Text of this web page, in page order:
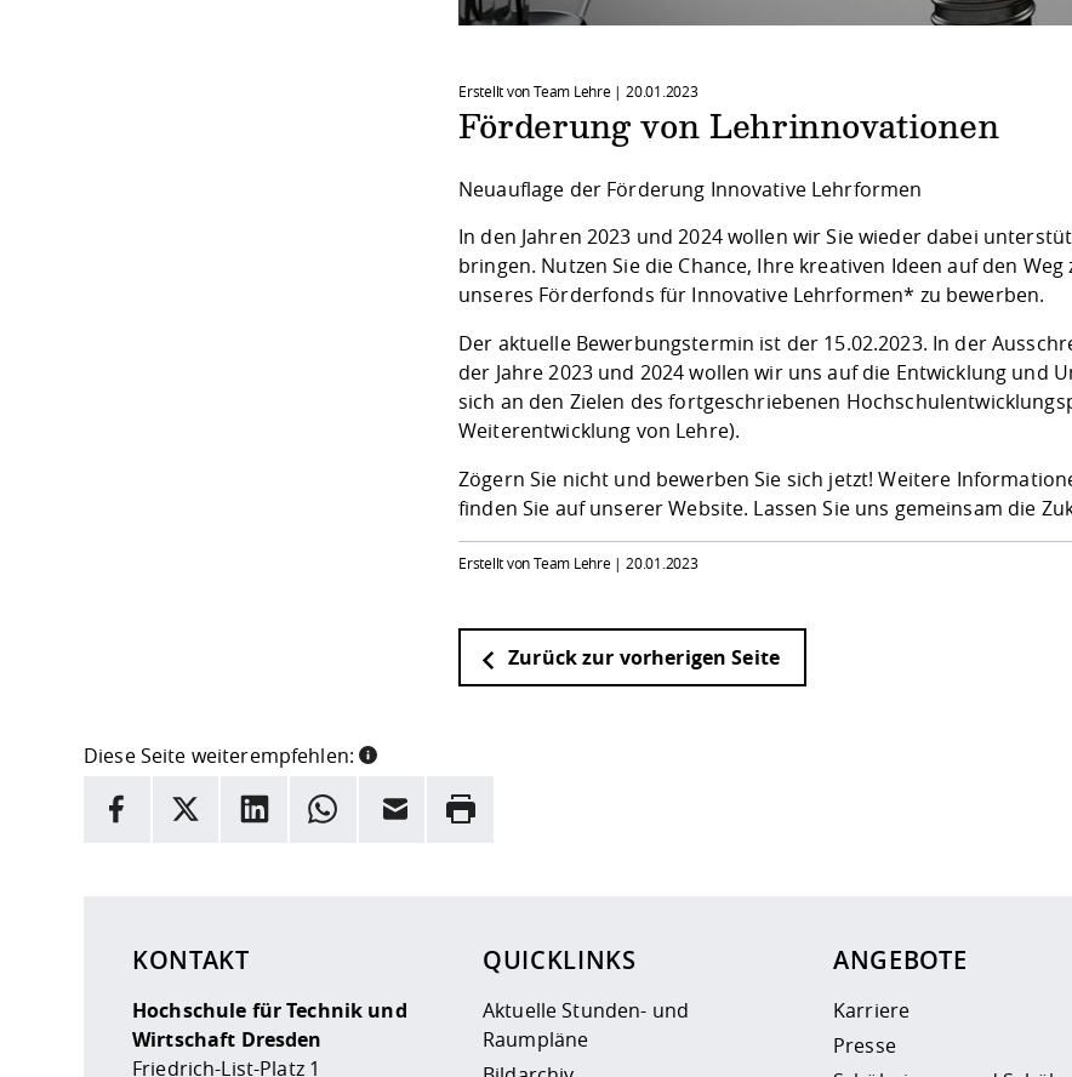
Erstellt von Team Lehre | 20.01.2023
Förderung von Lehrinnovationen
Neuauflage der Förderung Innovative Lehrformen
In den Jahren 2023 und 2024 wollen wir Sie wieder dabei
bringen. Nutzen Sie die Chance, Ihre kreativen Ideen auf den
unseres Förderfonds für Innovative Lehrformen* zu bewerben.
Der aktuelle Bewerbungstermin ist der 15.02.2023. In der
der Jahre 2023 und 2024 wollen wir uns auf die Entwicklung und
sich an den Zielen des fortgeschriebenen
Weiterentwicklung von Lehre).
Zögern Sie nicht und bewerben Sie sich jetzt! Weitere
finden Sie auf unsererWebsite. Lassen Sie uns gemeinsam die
Erstellt von Team Lehre | 20.01.2023
Zurück zur vorherigen Seite
Diese Seite weiterempfehlen:
INFORMATION
Facebook
X LinkedInWhatsappE-Mail Drucken
KONTAKT
Hochschule für Technik und
Wirtschaft Dresden
Friedrich-List-Platz 1
QUICKLINKS
Aktuelle Stunden- und
Raumpläne
ANGEBOTE
Karriere
Presse